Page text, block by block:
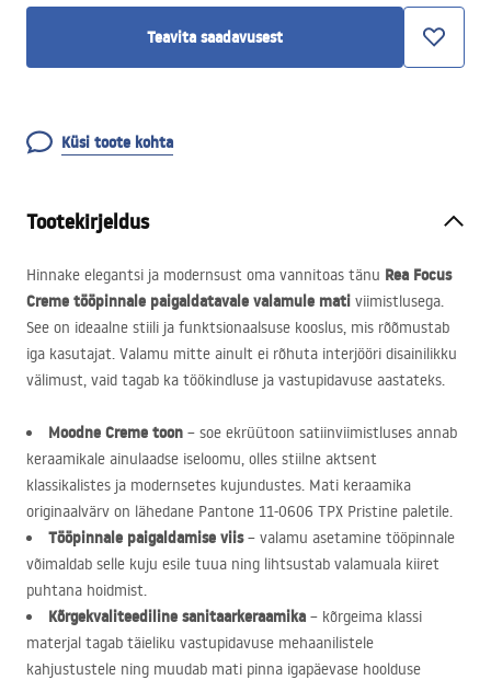
Teavita saadavusest
Küsi toote kohta
Tootekirjeldus
Hinnake elegantsi ja modernsust oma vannitoas tänu Rea Focus
Creme tööpinnale paigaldatavale valamule mati viimistlusega.
See on ideaalne stiili ja funktsionaalsuse kooslus, mis rõõmustab
iga kasutajat. Valamu mitte ainult ei rõhuta interjööri disainilikku
välimust, vaid tagab ka töökindluse ja vastupidavuse aastateks.
Moodne Creme toon – soe ekrüütoon satiinviimistluses annab
keraamikale ainulaadse iseloomu, olles stiilne aktsent
klassikalistes ja modernsetes kujundustes. Mati keraamika
originaalvärv on lähedane Pantone 11-0606 TPX Pristine paletile.
Tööpinnale paigaldamise viis– valamu asetamine tööpinnale
võimaldab selle kuju esile tuua ning lihtsustab valamuala kiiret
puhtana hoidmist.
Kõrgekvaliteediline sanitaarkeraamika – kõrgeima klassi
materjal tagab täieliku vastupidavuse mehaanilistele
kahjustustele ning muudab mati pinna igapäevase hoolduse